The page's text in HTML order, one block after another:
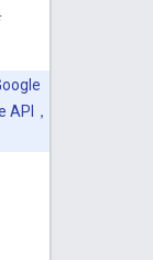
API，